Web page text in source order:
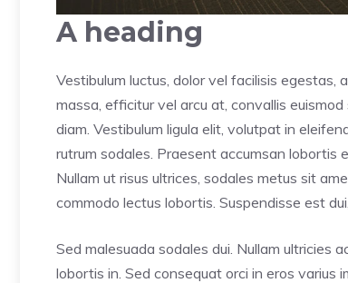
A heading
Vestibulum luctus, dolor vel facilisis egestas,
massa, efficitur vel arcu at, convallis
diam. Vestibulum ligula elit, volutpat in
rutrum sodales. Praesent accumsan lobortis
Nullam ut risus ultrices, sodales metus sit
commodo lectus lobortis. Suspendisse est
Sed malesuada sodales dui. Nullam ultricies
lobortis in. Sed consequat orci in eros varius